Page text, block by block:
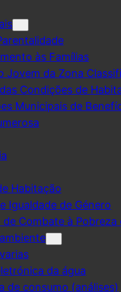
às Famílias
Jovem da Zona
Condições de
Municipais de
Habitação
Igualdade de Género
Combate à Pobreza
da água
de consumo (análises)